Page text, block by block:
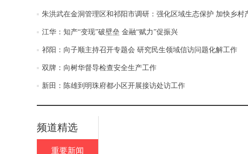
朱洪武在金洞管理区和祁阳市调研：强化区域生态保护 加快乡村
江华：知产“变现”破壁垒 金融“赋力”促振兴
祁阳：向子顺主持召开专题会 研究民生领域信访问题化解工作
双牌：向树华督导检查安全生产工作
新田：陈雄到明珠府都小区开展接访处访工作
频道精选
重要新闻